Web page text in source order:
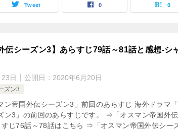
Tweet 0 0
伝シーズン3】あらすじ79話～81話と感想-シ
日 公開日： 2020年6月20日
ズン3
ン帝国外伝シーズン3」前回のあらすじ 海外ドラマ
ン3」の前回のあらすじです。 ⇒「オスマン帝国外
すじ76話～78話はこちら ⇒「オスマン帝国外伝シー